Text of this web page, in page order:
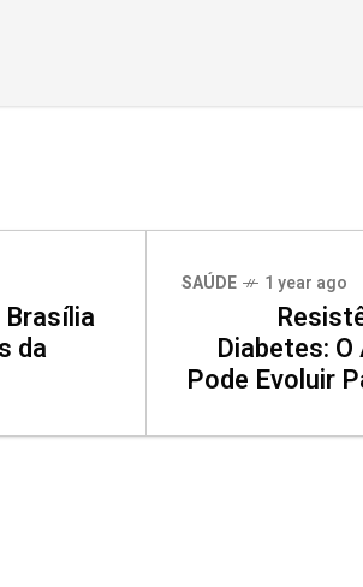
da
SAÚDE 1 year ago
Diabetes:
Pode Evoluir